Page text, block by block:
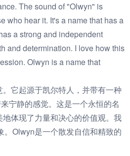
The sound of "Olwyn" is
who hear it. It's a name that has a
a strong and independent
and determination. I love how this
Olwyn is a name that
它起源于凯尔特人，并带有一种
宁静的感觉。这是一个永恒的名
体现了力量和决心的价值观。我
Olwyn是一个散发自信和精致的